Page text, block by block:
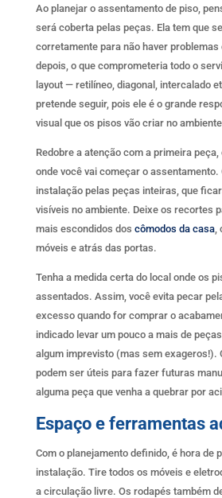
Ao planejar o assentamento de piso,
será coberta pelas peças. Ela tem que
corretamente para não haver problemas
depois, o que comprometeria todo o
layout — retilíneo, diagonal, intercalado
pretende seguir, pois ele é o grande
visual que os pisos vão criar no
Redobre a atenção com a primeira peça,
onde você vai começar o assentamento.
instalação pelas peças inteiras, que
visíveis no ambiente. Deixe os recortes
mais escondidos dos cômodos da casa,
móveis e atrás das portas.
Tenha a medida certa do local onde os
assentados. Assim, você evita pecar
excesso quando for comprar o
indicado levar um pouco a mais de
algum imprevisto (mas sem exageros!).
podem ser úteis para fazer futuras
alguma peça que venha a quebrar por
Espaço e ferramentas
Com o planejamento definido, é hora de
instalação. Tire todos os móveis e
a circulação livre. Os rodapés também